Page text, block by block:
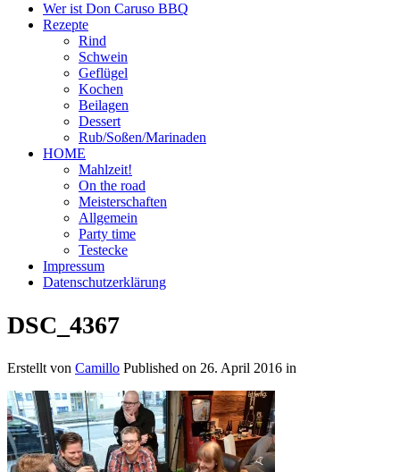
Wer ist Don Caruso BBQ
Rezepte
Rind
Schwein
Geflügel
Kochen
Beilagen
Dessert
Rub/Soßen/Marinaden
HOME
Mahlzeit!
On the road
Meisterschaften
Allgemein
Party time
Testecke
Impressum
Datenschutzerklärung
DSC_4367
Erstellt von Camillo Published on 26. April 2016 in